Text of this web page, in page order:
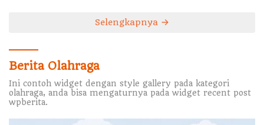
Selengkapnya
Berita Olahraga
Ini contoh widget dengan style gallery pada kategori
olahraga, anda bisa mengaturnya pada widget recent post
wpberita.